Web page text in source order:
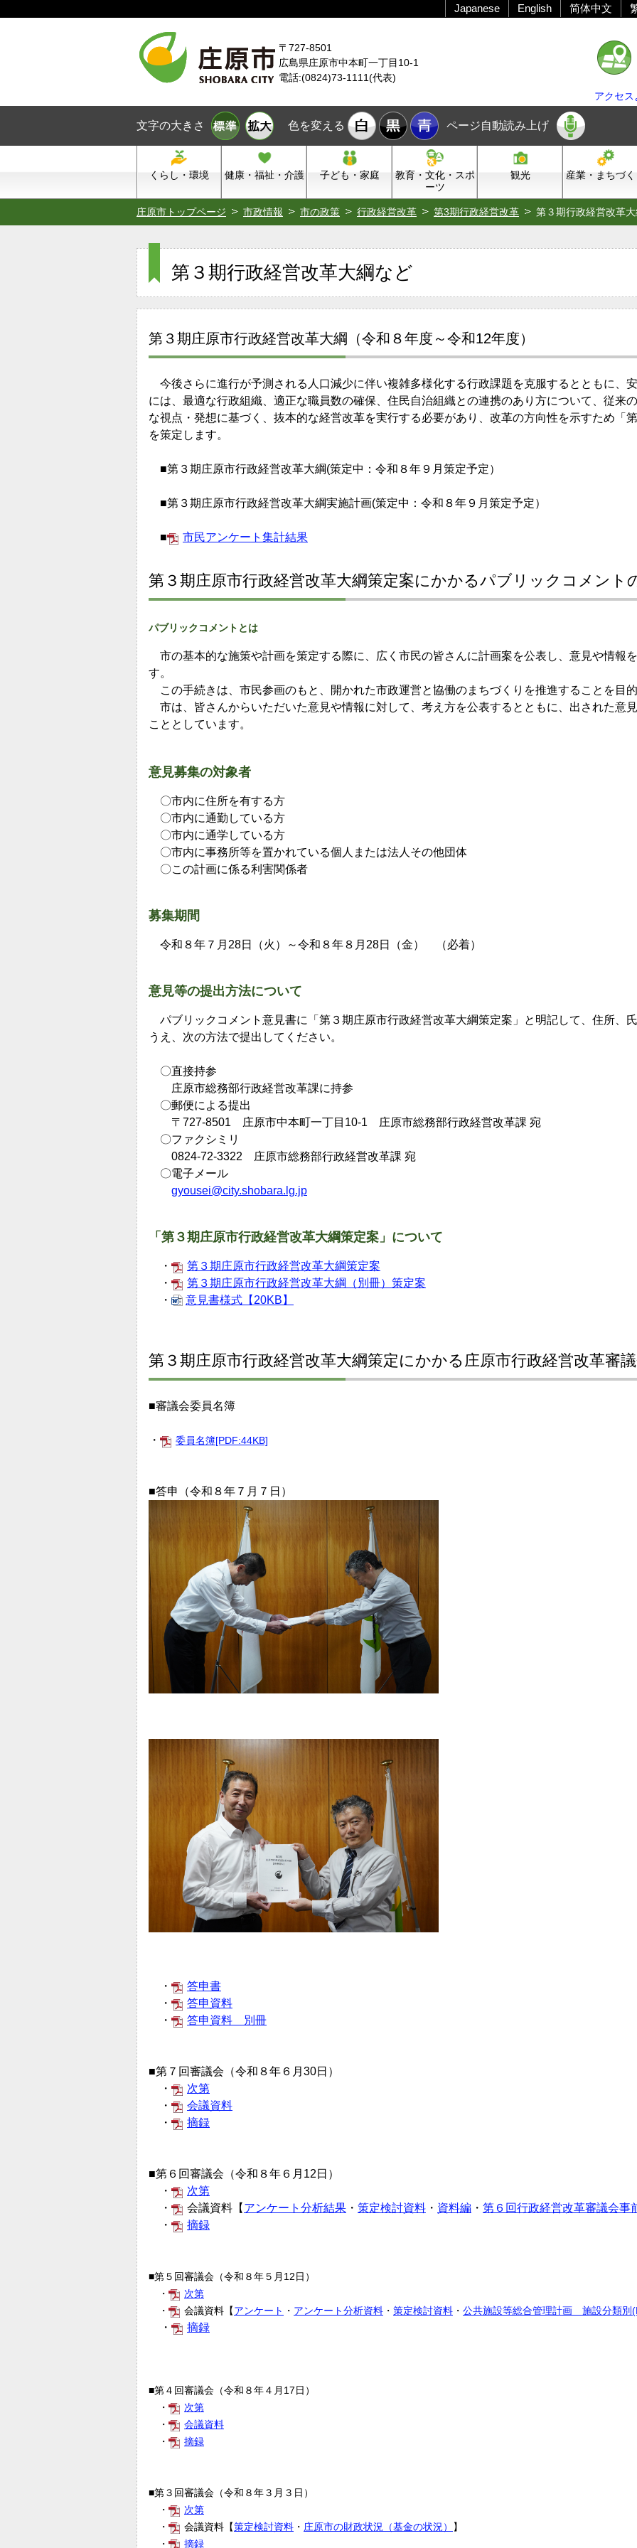
Japanese English 简体中文
〒727-8501
広島県庄原市中本町一丁目10-1
電話:(0824)73-1111(代表)
アクセス
文字の大きさ 色を変える ページ自動読み上げ
くらし・環境 健康・福祉・介護 子ども・家庭
教育・文化・スポ
ーツ
観光 産業・まちづ
庄原市トップページ 市政情報 市の政策 行政経営改革 第3期行政経営改革 第３期行政経営改革
第３期行政経営改革大綱など
第３期庄原市行政経営改革大綱（令和８年度～令和12年度）
今後さらに進行が予測される人口減少に伴い複雑多様化する行政課題を克服するとともに、
には、最適な行政組織、適正な職員数の確保、住民自治組織との連携のあり方について、従来
な視点・発想に基づく、抜本的な経営改革を実行する必要があり、改革の方向性を示すため「
を策定します。
■第３期庄原市行政経営改革大綱(策定中：令和８年９月策定予定）
■第３期庄原市行政経営改革大綱実施計画(策定中：令和８年９月策定予定）
■ 市民アンケート集計結果
第３期庄原市行政経営改革大綱策定案にかかるパブリックコメント
パブリックコメントとは
市の基本的な施策や計画を策定する際に、広く市民の皆さんに計画案を公表し、意見や情報
す。
この手続きは、市民参画のもと、開かれた市政運営と協働のまちづくりを推進することを目
市は、皆さんからいただいた意見や情報に対して、考え方を公表するとともに、出された意
こととしています。
意見募集の対象者
〇市内に住所を有する方
〇市内に通勤している方
〇市内に通学している方
〇市内に事務所等を置かれている個人または法人その他団体
〇この計画に係る利害関係者
募集期間
令和８年７月28日（火）～令和８年８月28日（金） （必着）
意見等の提出方法について
パブリックコメント意見書に「第３期庄原市行政経営改革大綱策定案」と明記して、住所、
うえ、次の方法で提出してください。
〇直接持参
庄原市総務部行政経営改革課に持参
〇郵便による提出
〒727-8501 庄原市中本町一丁目10-1 庄原市総務部行政経営改革課 宛
〇ファクシミリ
0824-72-3322 庄原市総務部行政経営改革課 宛
〇電子メール
gyousei@city.shobara.lg.jp
「第３期庄原市行政経営改革大綱策定案」について
・
第３期庄原市行政経営改革大綱策定案
・
第３期庄原市行政経営改革大綱（別冊）策定案
・
意見書様式【20KB】
第３期庄原市行政経営改革大綱策定にかかる庄原市行政経営改革審
■審議会委員名簿
・ 委員名簿[PDF:44KB]
■答申（令和８年７月７日）
・
答申書
・
答申資料
・
答申資料＿別冊
■第７回審議会（令和８年６月30日）
・
次第
・
会議資料
・
摘録
■第６回審議会（令和８年６月12日）
・
次第
・
会議資料 【 アンケート分析結果 ・ 策定検討資料 ・ 資料編 ・ 第６回行政経営改革審議会事
・
摘録
■第５回審議会（令和８年５月12日）
・
次第
・
会議資料 【アンケート ・ アンケート分析資料 ・ 策定検討資料 ・ 公共施設等総合管理計画 施設分類別
・ 摘録
■第４回審議会（令和８年４月17日）
・
次第
・
会議資料
・
摘録
■第３回審議会（令和８年３月３日）
・
次第
・
会議資料【策定検討資料 ・ 庄原市の財政状況（基金の状況）
】
・
摘録